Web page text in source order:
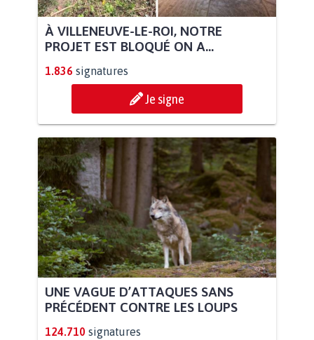
À VILLENEUVE-LE-ROI, NOTRE
PROJET EST BLOQUÉ ON A...
1.836 signatures
Je signe
UNE VAGUE D’ATTAQUES SANS
PRÉCÉDENT CONTRE LES LOUPS
124.710 signatures